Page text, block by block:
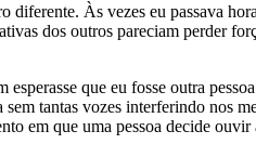
Às vezes eu passava
dos outros pareciam perder
que eu fosse outra
tantas vozes interferindo nos
em que uma pessoa decide ouvir